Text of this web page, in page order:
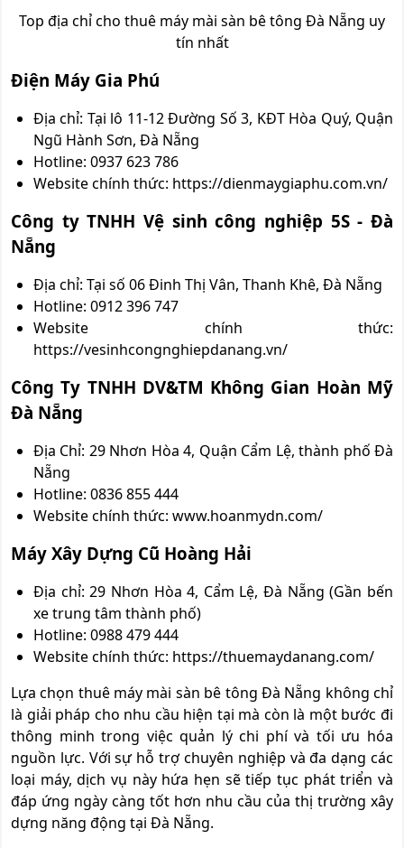
Top địa chỉ cho thuê máy mài sàn bê tông Đà Nẵng uy
tín nhất
Điện Máy Gia Phú
Địa chỉ: Tại lô 11-12 Đường Số 3, KĐT Hòa Quý, Quận
Ngũ Hành Sơn, Đà Nẵng
Hotline: 0937 623 786
Website chính thức: https://dienmaygiaphu.com.vn/
Công ty TNHH Vệ sinh công nghiệp 5S - Đà
Nẵng
Địa chỉ: Tại số 06 Đinh Thị Vân, Thanh Khê, Đà Nẵng
Hotline: 0912 396 747
Website chính thức:
https://vesinhcongnghiepdanang.vn/
Công Ty TNHH DV&TM Không Gian Hoàn Mỹ
Đà Nẵng
Địa Chỉ: 29 Nhơn Hòa 4, Quận Cẩm Lệ, thành phố Đà
Nẵng
Hotline: 0836 855 444
Website chính thức: www.hoanmydn.com/
Máy Xây Dựng Cũ Hoàng Hải
Địa chỉ: 29 Nhơn Hòa 4, Cẩm Lệ, Đà Nẵng (Gần bến
xe trung tâm thành phố)
Hotline: 0988 479 444
Website chính thức: https://thuemaydanang.com/
Lựa chọn thuê máy mài sàn bê tông Đà Nẵng không chỉ
là giải pháp cho nhu cầu hiện tại mà còn là một bước đi
thông minh trong việc quản lý chi phí và tối ưu hóa
nguồn lực. Với sự hỗ trợ chuyên nghiệp và đa dạng các
loại máy, dịch vụ này hứa hẹn sẽ tiếp tục phát triển và
đáp ứng ngày càng tốt hơn nhu cầu của thị trường xây
dựng năng động tại Đà Nẵng.